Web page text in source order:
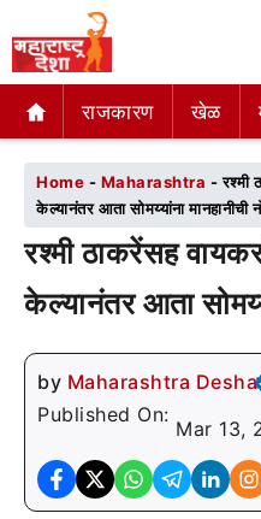
राजकारण खेळ
राजकारण खेळ
Home - Maharashtra -रश्मी
केल्यानंतर आता सोमय्यांना मानहानीची
रश्मी ठाकरेंसह
केल्यानंतर आता
by Maharashtra Desha
Published On:
Mar 13,